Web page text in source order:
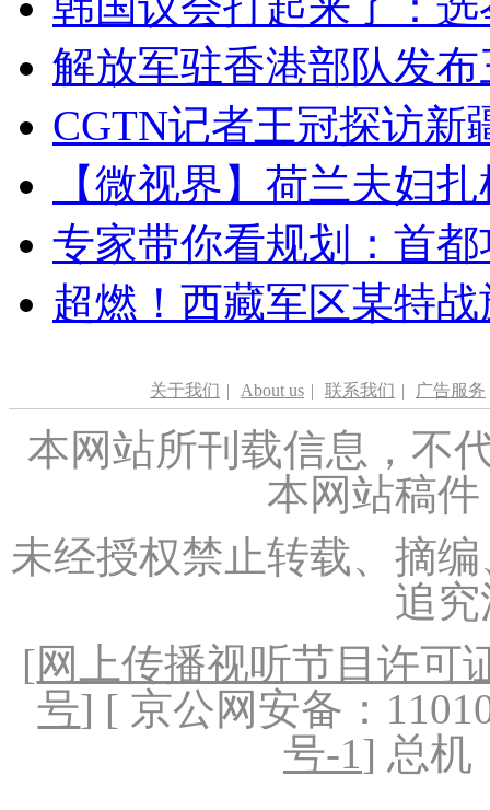
解放军驻香港部队发
CGTN记者王冠探访新
【微视界】荷兰夫妇
专家带你看规划：首
超燃！西藏军区某特
关于我们 | About us | 联系我们 | 广告服务
本网站所刊载信息，不
本网站稿
未经授权禁止转载、摘
追
[网上传播视听节目许可
号] [ 京公网安备：
号-1] 总机